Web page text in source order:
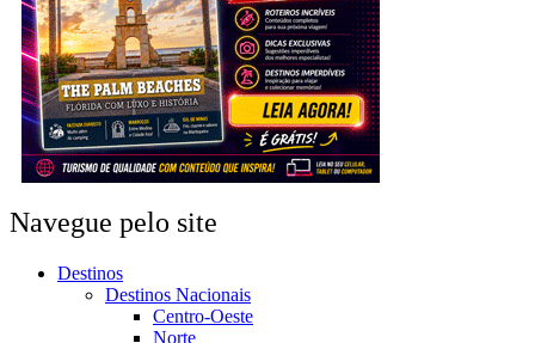
Navegue pelo site
Destinos
Destinos Nacionais
Centro-Oeste
Norte